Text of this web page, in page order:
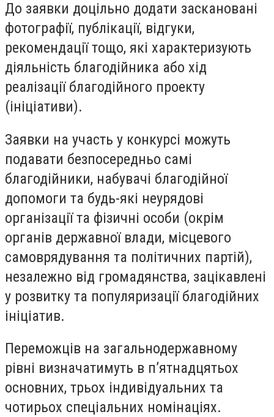
До заявки доцільно додати заскановані
фотографії, публікації, відгуки,
рекомендації тощо, які характеризують
діяльність благодійника або хід
реалізації благодійного проекту
(ініціативи).
Заявки на участь у конкурсі можуть
подавати безпосередньо самі
благодійники, набувачі благодійної
допомоги та будь-які неурядові
організації та фізичні особи (окрім
органів державної влади, місцевого
самоврядування та політичних партій),
незалежно від громадянства, зацікавлені
у розвитку та популяризації благодійних
ініціатив.
Переможців на загальнодержавному
рівні визначатимуть в п’ятнадцятьох
основних, трьох індивідуальних та
чотирьох спеціальних номінаціях.